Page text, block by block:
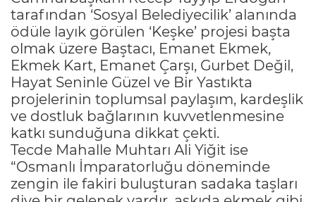
tarafından ‘Sosyal Belediyecilik’ alanında
ödüle layık görülen ‘Keşke’ projesi başta
olmak üzere Baştacı, Emanet Ekmek,
Ekmek Kart, Emanet Çarşı, Gurbet Değil,
Hayat Seninle Güzel ve Bir Yastıkta
projelerinin toplumsal paylaşım, kardeşlik
ve dostluk bağlarının kuvvetlenmesine
katkı sunduğuna dikkat çekti.
Tecde Mahalle Muhtarı Ali Yiğit ise
“Osmanlı İmparatorluğu döneminde
zengin ile fakiri buluşturan sadaka taşları